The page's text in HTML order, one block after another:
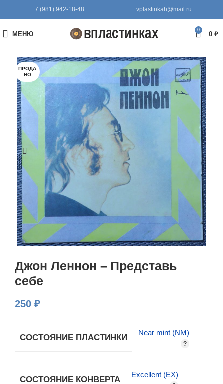
+7 (981) 942-18-48 vplastinkah@mail.ru
МЕНЮ
0
0 ₽
ПРОДА
НО
Джон Леннон – Представь
себе
250 ₽
СОСТОЯНИЕ ПЛАСТИНКИ
Near mint (NM)
СОСТОЯНИЕ КОНВЕРТА
Excellent (EX)